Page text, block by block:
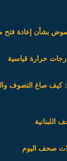
بشأن إعادة فتح
حرارة قياسية
كيف صاغ التصوف
اللبنانية
صحف اليوم